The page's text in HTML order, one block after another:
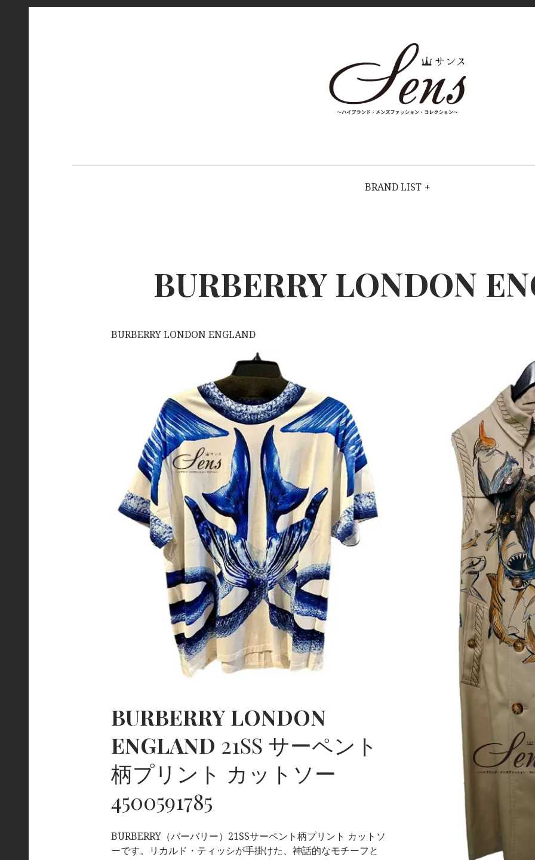
サン
HIGH
COLLEC
TION（
ハイブラ
ンド・メ
ンズファ
COLLECTI
BRAND LIST +
BURBERRY LONDON
BURBERRY LONDON ENGLAND
S
BURBERRY LONDON
ENGLAND 21SS サーペント
柄プリント カットソー
4500591785
BURBERRY（バーバリー）21SSサーペント柄プリント カットソ
ーです。リカルド・ティッシが手掛けた、神話的なモチーフと